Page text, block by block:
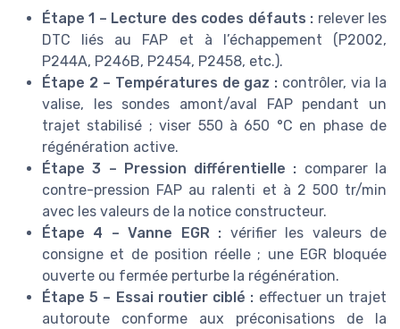
Étape 1 – Lecture des codes défauts : relever les
DTC liés au FAP et à l’échappement (P2002,
P244A, P246B, P2454, P2458, etc.).
Étape 2 – Températures de gaz : contrôler, via la
valise, les sondes amont/aval FAP pendant un
trajet stabilisé ; viser 550 à 650 °C en phase de
régénération active.
Étape 3 – Pression différentielle : comparer la
contre-pression FAP au ralenti et à 2 500 tr/min
avec les valeurs de la notice constructeur.
Étape 4 – Vanne EGR : vérifier les valeurs de
consigne et de position réelle ; une EGR bloquée
ouverte ou fermée perturbe la régénération.
Étape 5 – Essai routier ciblé : effectuer un trajet
autoroute conforme aux préconisations de la